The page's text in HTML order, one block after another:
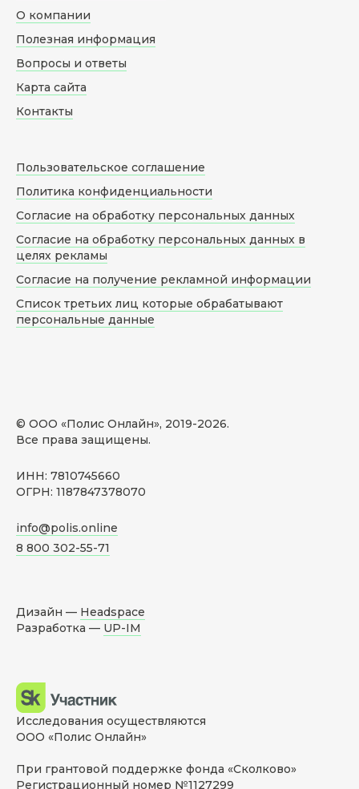
© ООО «Полис Онлайн», 2019-2026.
Все права защищены.
ИНН: 7810745660
ОГРН: 1187847378070
info@polis.online
8 800 302-55-71
О компании
Полезная информация
Вопросы и ответы
Карта сайта
Контакты
Пользовательское соглашение
Политика конфиденциальности
Согласие на обработку персональных данных
Согласие на обработку персональных данных в
целях рекламы
Согласие на получение рекламной информации
Список третьих лиц которые обрабатывают
персональные данные
Дизайн — Headspace
Разработка — UP-IM
Исследования осуществляются
ООО «Полис Онлайн»
При грантовой поддержке фонда «Сколково»
Регистрационный номер №1127299